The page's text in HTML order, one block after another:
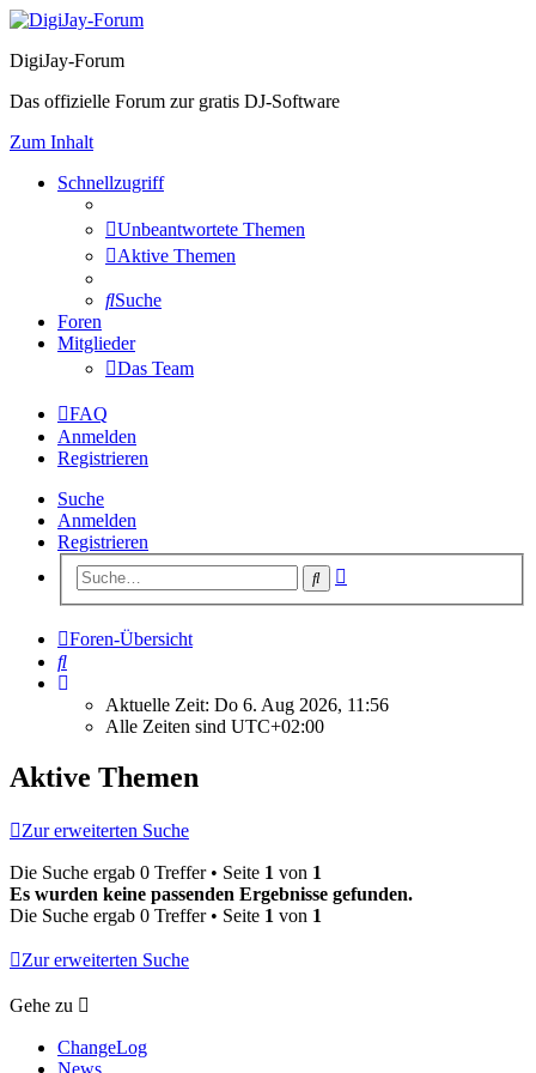
DigiJay-Forum
Das offizielle Forum zur gratis DJ-Software
Zum Inhalt
Schnellzugriff
Unbeantwortete Themen
Aktive Themen
Suche
Foren
Mitglieder
Das Team
FAQ
Anmelden
Registrieren
Suche
Anmelden
Registrieren
Suche
Foren-Übersicht
Suche
Aktuelle Zeit: Do 6. Aug 2026, 11:56
Alle Zeiten sind UTC+02:00
Aktive Themen
Zur erweiterten Suche
Die Suche ergab 0 Treffer • Seite 1 von 1
Es wurden keine passenden Ergebnisse gefunden.
Die Suche ergab 0 Treffer • Seite 1 von 1
Zur erweiterten Suche
Gehe zu
ChangeLog